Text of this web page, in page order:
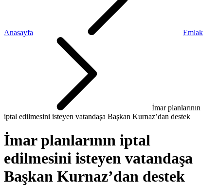
Anasayfa Emlak
İmar planlarının
iptal edilmesini isteyen vatandaşa Başkan Kurnaz’dan destek
İmar planlarının iptal
edilmesini isteyen vatandaşa
Başkan Kurnaz’dan destek